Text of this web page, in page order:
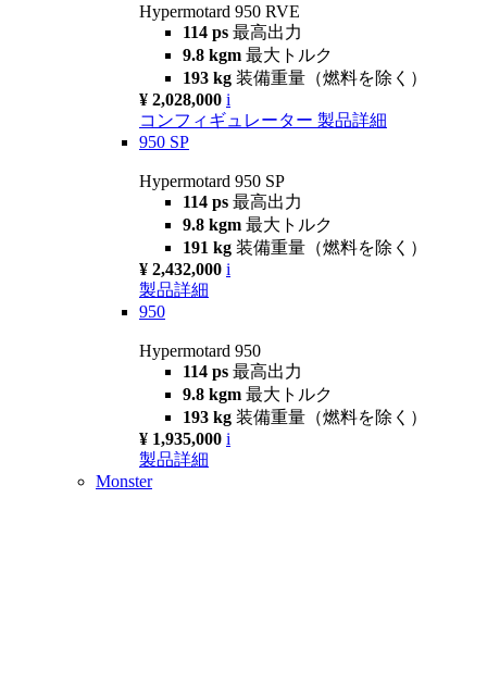
Hypermotard 950 RVE
114 ps 最高出力
9.8 kgm 最大トルク
193 kg 装備重量（燃料を除く）
¥ 2,028,000 i
コンフィギュレーター 製品詳細
950 SP
Hypermotard 950 SP
114 ps 最高出力
9.8 kgm 最大トルク
191 kg 装備重量（燃料を除く）
¥ 2,432,000 i
製品詳細
950
Hypermotard 950
114 ps 最高出力
9.8 kgm 最大トルク
193 kg 装備重量（燃料を除く）
¥ 1,935,000 i
製品詳細
Monster